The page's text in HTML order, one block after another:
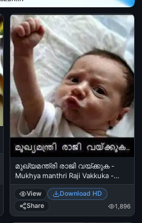
മുഖ്യമന്ത്രി രാജി വയ്ക്കുക -
Mukhya manthri Raji Vakkuka -
Enthokke Paranjaalum
View
Download HD
Share
1,896